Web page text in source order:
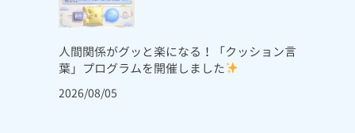
人間関係がグッと楽になる！「クッション言
葉」プログラムを開催しました
2026/08/05